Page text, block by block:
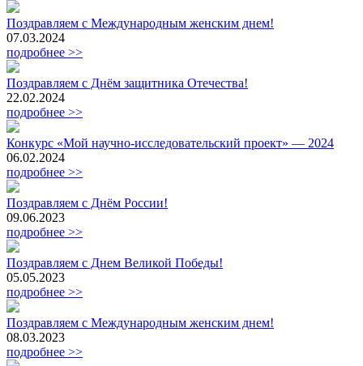
Поздравляем с Международным женским днем!
07.03.2024
подробнее >>
Поздравляем с Днём защитника Отечества!
22.02.2024
подробнее >>
Конкурс «Мой научно-исследовательский проект» — 2024
06.02.2024
подробнее >>
Поздравляем с Днём России!
09.06.2023
подробнее >>
Поздравляем с Днем Великой Победы!
05.05.2023
подробнее >>
Поздравляем с Международным женским днем!
08.03.2023
подробнее >>